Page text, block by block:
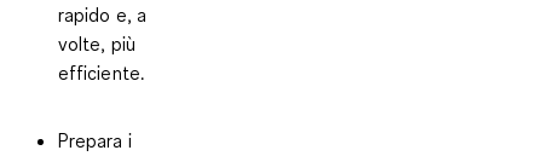
rapido e, a
volte, più
efficiente.
Prepara i